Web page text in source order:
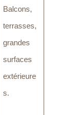
Balcons,
terrasses,
grandes
surfaces
extérieure
s.